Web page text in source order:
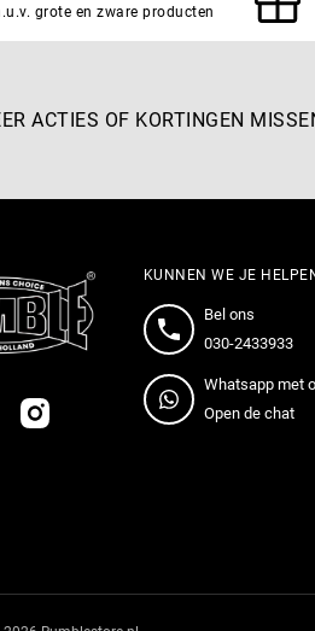
grote en zware producten
ACTIES OF KORTINGEN
KUNNEN WE JE
Bel ons
030-2433933
Whatsapp met
Open de chat